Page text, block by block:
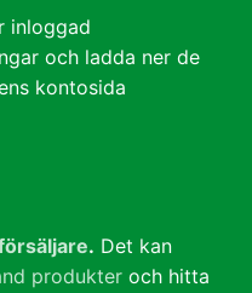
inloggad
och ladda ner de
kontosida
. Det kan
produkter och hitta